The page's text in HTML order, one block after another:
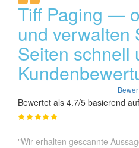
Tiff Paging —
und verwalten
Seiten schnell
Bewertet als 4.7/5 basierend
"Wir erhalten gescannte